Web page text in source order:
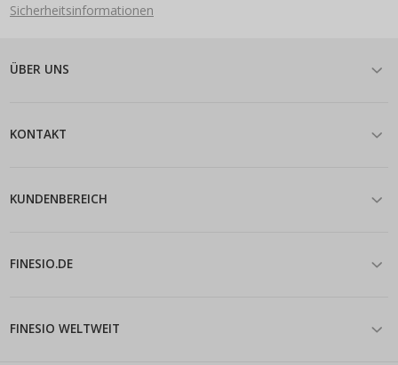
Sicherheitsinformationen
ÜBER UNS
KONTAKT
KUNDENBEREICH
FINESIO.DE
FINESIO WELTWEIT